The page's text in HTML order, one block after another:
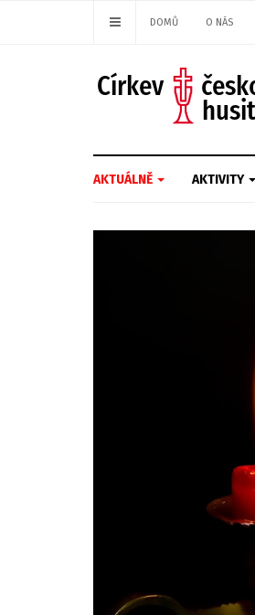
DOMŮ O NÁS
AKTUÁLNĚ AKTIVITY